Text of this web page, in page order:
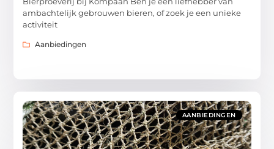
ambachtelijk gebrouwen bieren, of zoek je een unieke
activiteit
Aanbiedingen
AANBIEDINGEN